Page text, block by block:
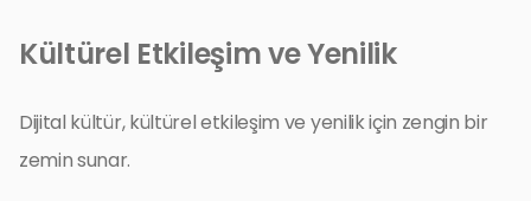
Kültürel Etkileşim ve Yenilik
Dijital kültür, kültürel etkileşim ve yenilik için zengin bir
zemin sunar.